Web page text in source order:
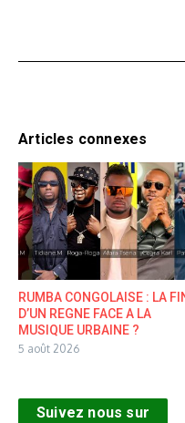
Articles connexes
RUMBA CONGOLAISE : LA
D’UN REGNE FACE A LA
MUSIQUE URBAINE ?
5 août 2026
Suivez nous sur